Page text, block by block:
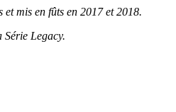
mis en fûts en 2017 et 2018.
Legacy.